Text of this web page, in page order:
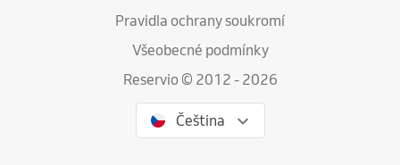
Pravidla ochrany soukromí
Všeobecné podmínky
Reservio © 2012 - 2026
Čeština